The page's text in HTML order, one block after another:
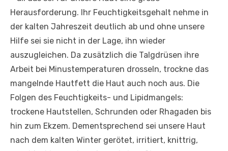
Herausforderung. Ihr Feuchtigkeitsgehalt nehme in
der kalten Jahreszeit deutlich ab und ohne unsere
Hilfe sei sie nicht in der Lage, ihn wieder
auszugleichen. Da zusätzlich die Talgdrüsen ihre
Arbeit bei Minustemperaturen drosseln, trockne das
mangelnde Hautfett die Haut auch noch aus. Die
Folgen des Feuchtigkeits- und Lipidmangels:
trockene Hautstellen, Schrunden oder Rhagaden bis
hin zum Ekzem. Dementsprechend sei unsere Haut
nach dem kalten Winter gerötet, irritiert, knittrig,